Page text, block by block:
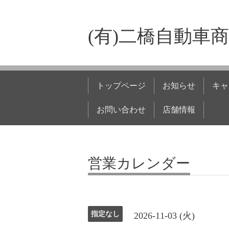
(有)二橋自動車
トップページ お知らせ キ
お問い合わせ 店舗情報
営業カレンダー
指定なし 2026-11-03 (火)